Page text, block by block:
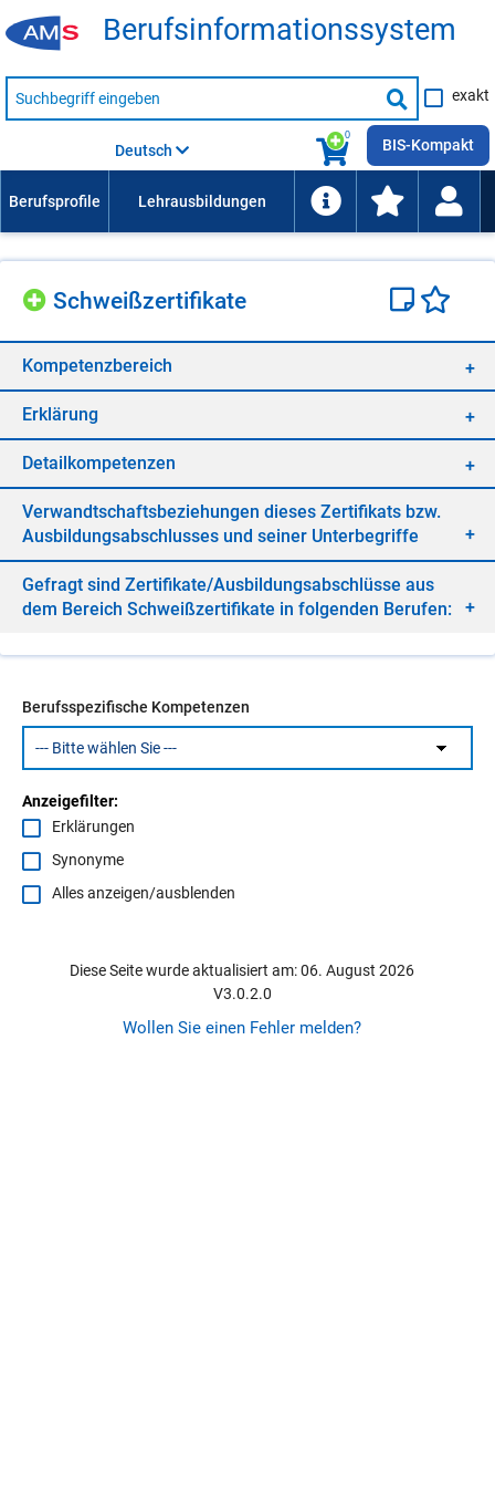
Be­rufs­in­for­ma­ti­ons­sys­tem
Suche
nach
Suche
starten
exakt
0
Deutsch BIS-Kompakt
Schweiß­zer­ti­fi­ka­te
Kom­pe­tenz­be­reich
Er­klä­rung
De­tail­kom­pe­ten­zen
Ver­wandt­schafts­be­zie­hun­gen die­ses Zer­ti­fi­kats bzw.
Aus­bil­dungs­ab­schlus­ses und sei­ner Un­ter­be­grif­fe
Ge­fragt sind Zer­ti­fi­ka­te/​Aus­bil­dungs­ab­schlüs­se aus
dem Be­reich Schweiß­zer­ti­fi­ka­te in fol­gen­den Be­ru­fen:
Berufsspezifische Kompetenzen
Anzeigefilter:
Erklärungen
Synonyme
Alles anzeigen/ausblenden
Diese Seite wurde aktualisiert am: 06. August 2026
V3.0.2.0
Wollen Sie einen Fehler melden?